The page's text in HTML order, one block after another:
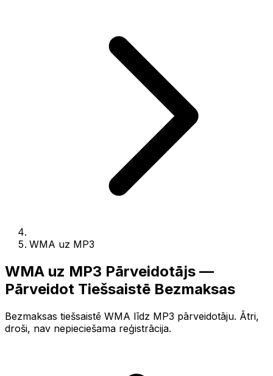
WMA uz MP3
WMA uz MP3 Pārveidotājs —
Pārveidot Tiešsaistē Bezmaksas
Bezmaksas tiešsaistē WMA līdz MP3 pārveidotāju. Ātri,
droši, nav nepieciešama reģistrācija.